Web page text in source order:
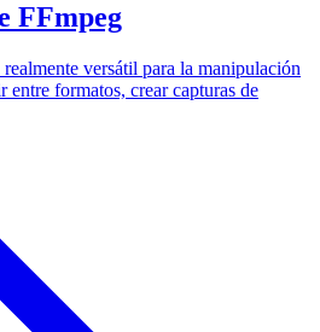
FFmpeg
versátil para la manipulación
formatos, crear capturas de